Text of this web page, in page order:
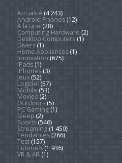
Actualité (4 243)
Android Phones(12)
À la une (28)
Computing Hardware (2)
Desktop Computers(1)
Divers(1)
Home Appliances(1)
Innovation (675)
iPads(1)
iPhones(3)
Jeux(52)
Logiciel (57)
Mobile (53)
Movies(2)
Outdoors(5)
PC Gaming(1)
Sleep (2)
Sports(546)
Streaming(1 450)
Tendances(266)
Test(157)
Tutoriels(1 936)
VR & AR(1)